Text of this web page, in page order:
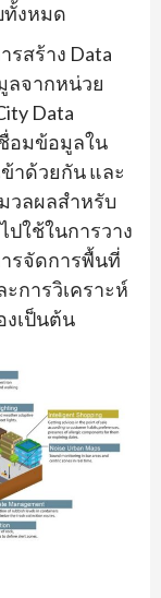
ทั้งหมด
รสร้าง Data
ลจากหน่วย
Data
อมข้อมูลใน
าด้วยกัน และ
วลผลสำหรับ
ปใช้ในการวาง
รจัดการพื้นที่
การวิเคราะห์
งเป็นต้น